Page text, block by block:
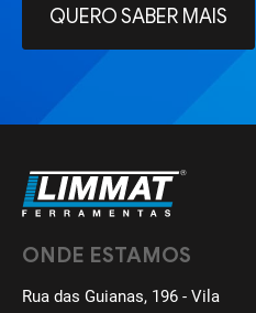
QUERO SABER MAIS
ONDE ESTAMOS
Rua das Guianas, 196 - Vila